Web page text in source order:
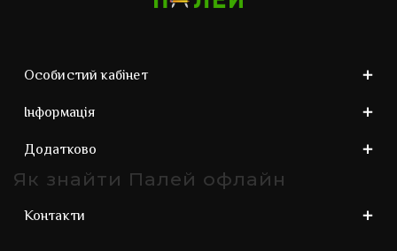
Представлені різні бренди. Оформляйте
вказаними в шапці сайту.
Особистий кабінет
Інформація
Додатково
Як знайти Палей офлайн
Контакти